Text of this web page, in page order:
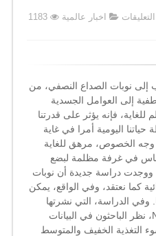
التعليقات على
الصداع
النصفي؟
..
دراسة
تشير
إلى
أن
السبب
قد
يرتبط
بما
تأكله
مغلقة
اخبار عالمية
1183
إلى نوبات الصداع النصفي، من
إلى العوامل الجسدية
للغاية، فإنه يؤثر على قدرتنا
اليومية أمرا في غاية
وجه الخصوص، مرهق للغاية
في غرفة مظلمة لبضع
ووجدت دراسة جديدة أن نوبات
كما نعتقد، وفي الواقع، يمكن
وفي الدراسة، التي نشرتها
مجلة Nutritional Neuroscience، نظر الباحثون في البيانات
التغذية الخفيف والمتوسط